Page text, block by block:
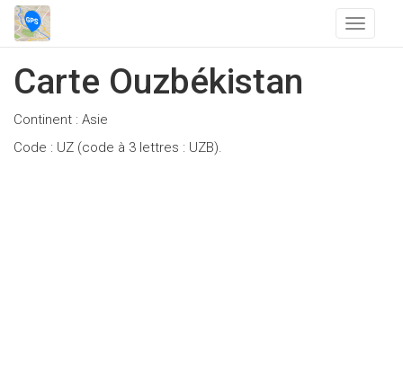
T
o
Carte Ouzbékistan
Continent : Asie
Code : UZ (code à 3 lettres : UZB).